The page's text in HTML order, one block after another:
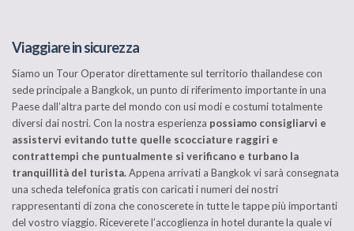
Viaggiare in sicurezza
Siamo un Tour Operator direttamente sul territorio thailandese con
sede principale a Bangkok, un punto di riferimento importante in una
Paese dall’altra parte del mondo con usi modi e costumi totalmente
diversi dai nostri. Con la nostra esperienza possiamo consigliarvi e
assistervi evitando tutte quelle scocciature raggiri e
contrattempi che puntualmente si verificano e turbano la
tranquillità del turista.Appena arrivati a Bangkok vi sarà consegnata
una scheda telefonica gratis con caricati i numeri dei nostri
rappresentanti di zona che conoscerete in tutte le tappe più importanti
del vostro viaggio. Riceverete l’accoglienza in hotel durante la quale vi